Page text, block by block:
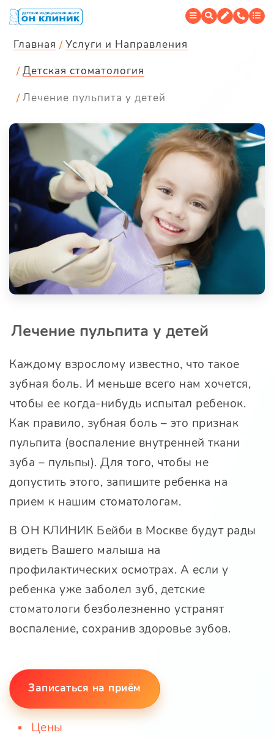
Главная
Услуги и Направления
Детская стоматология
Лечение пульпита у детей
Лечение пульпита у детей
Каждому взрослому известно, что такое
зубная боль. И меньше всего нам хочется,
чтобы ее когда-нибудь испытал ребенок.
Как правило, зубная боль – это признак
пульпита (воспаление внутренней ткани
зуба – пульпы). Для того, чтобы не
допустить этого, запишите ребенка на
прием к нашим стоматологам.
В ОН КЛИНИК Бейби в Москве будут рады
видеть Вашего малыша на
профилактических осмотрах. А если у
ребенка уже заболел зуб, детские
стоматологи безболезненно устранят
воспаление, сохранив здоровье зубов.
Записаться на приём
Цены